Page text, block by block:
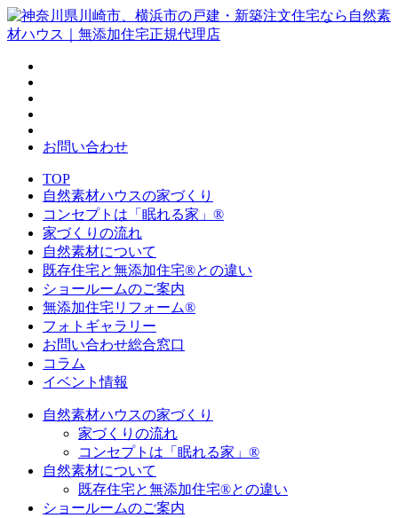
お問い合わせ
TOP
自然素材ハウスの家づくり
コンセプトは「眠れる家」®
家づくりの流れ
自然素材について
既存住宅と無添加住宅®との違い
ショールームのご案内
無添加住宅リフォーム®
フォトギャラリー
お問い合わせ総合窓口
コラム
イベント情報
自然素材ハウスの家づくり
家づくりの流れ
コンセプトは「眠れる家」®
自然素材について
既存住宅と無添加住宅®との違い
ショールームのご案内